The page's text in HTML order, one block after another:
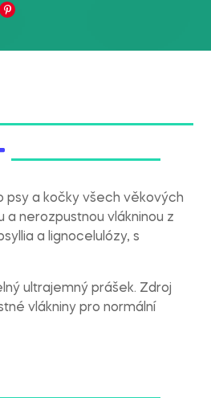
psy a kočky všech věkových
a nerozpustnou vlákninou z
a lignocelulózy, s
ultrajemný prášek. Zdroj
vlákniny pro normální
produktů